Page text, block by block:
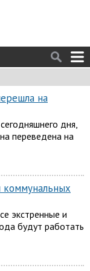
на
дня,
переведена на
экстренные и
будут работать